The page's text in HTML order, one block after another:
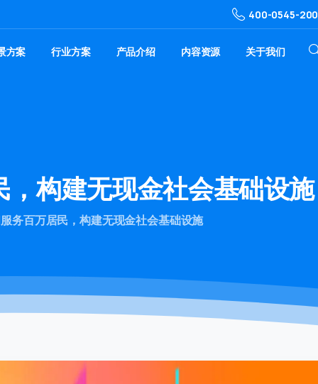
400-0545-200
方案 行业方案 产品介绍 内容资源 关于我们
构建无现金社会基础设施
务百万居民，构建无现金社会基础设施